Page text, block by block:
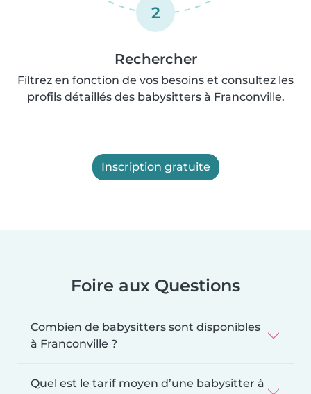
2
Rechercher
Filtrez en fonction de vos besoins et consultez les
profils détaillés des babysitters à Franconville.
Inscription gratuite
Foire aux Questions
Combien de babysitters sont disponibles
à Franconville ?
Quel est le tarif moyen d’une babysitter à